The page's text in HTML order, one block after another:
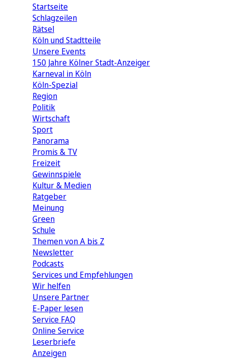
Startseite
Schlagzeilen
Rätsel
Köln und Stadtteile
Unsere Events
150 Jahre Kölner Stadt-Anzeiger
Karneval in Köln
Köln-Spezial
Region
Politik
Wirtschaft
Sport
Panorama
Promis & TV
Freizeit
Gewinnspiele
Kultur & Medien
Ratgeber
Meinung
Green
Schule
Themen von A bis Z
Newsletter
Podcasts
Services und Empfehlungen
Wir helfen
Unsere Partner
E-Paper lesen
Service FAQ
Online Service
Leserbriefe
Anzeigen